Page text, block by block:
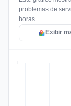
problemas de
horas.
Exibir